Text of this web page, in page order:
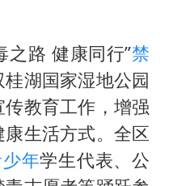
男子杀人后逃进深山21年活得像野人
985博士后被曝在妻子孕期出轨后续
休三”但要降薪1000元
OpenAI为免费用户升级GPT-5.6 Luna
47岁妈妈突然产女 26岁女儿：很震惊
之路 健康同行”禁
湖国家湿地公园
教育工作，增强
生活方式。全区
年学生代表、公